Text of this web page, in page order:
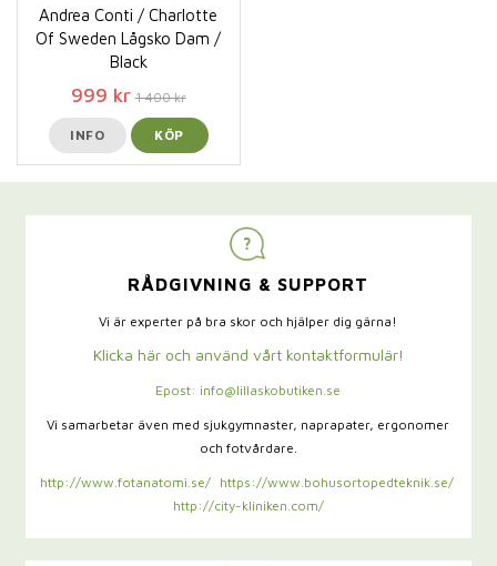
Andrea Conti / Charlotte
Of Sweden Lågsko Dam /
Black
999 kr 1 400 kr
INFO KÖP
RÅDGIVNING & SUPPORT
Vi är experter på bra skor och hjälper dig gärna!
Klicka här och använd vårt kontaktformulär!
Epost: info@lillaskobutiken.se
Vi samarbetar även med sjukgymnaster, naprapater, ergonomer
och fotvårdare.
http://www.fotanatomi.se/
https://www.bohusortopedteknik.se/
http://city-kliniken.com/